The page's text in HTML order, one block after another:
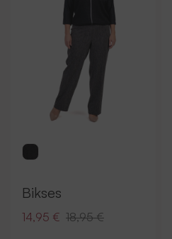
Bikses
14,95 € 18,95 €